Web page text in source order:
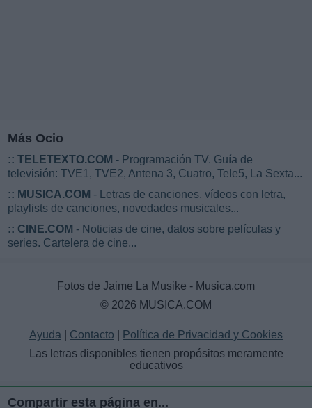
Más Ocio
:: TELETEXTO.COM - Programación TV. Guía de
televisión: TVE1, TVE2, Antena 3, Cuatro, Tele5, La Sexta...
:: MUSICA.COM - Letras de canciones, vídeos con letra,
playlists de canciones, novedades musicales...
:: CINE.COM - Noticias de cine, datos sobre películas y
series. Cartelera de cine...
Fotos de Jaime La Musike - Musica.com
© 2026 MUSICA.COM
Ayuda Contacto
Política de Privacidad y Cookies
Las letras disponibles tienen propósitos meramente
educativos
Compartir esta página en...